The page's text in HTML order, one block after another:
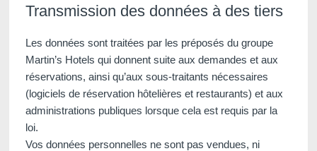
Transmission des données à des tiers
Les données sont traitées par les préposés du groupe
Martin’s Hotels qui donnent suite aux demandes et aux
réservations, ainsi qu’aux sous-traitants nécessaires
(logiciels de réservation hôtelières et restaurants) et aux
administrations publiques lorsque cela est requis par la
loi.
Vos données personnelles ne sont pas vendues, ni